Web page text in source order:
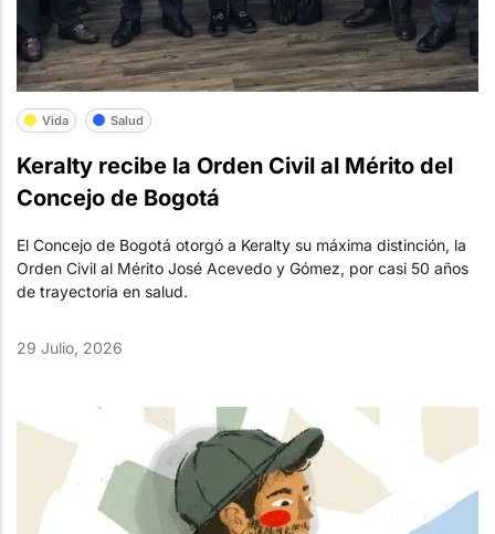
Vida Salud
Keralty recibe la Orden Civil al Mérito del
Concejo de Bogotá
El Concejo de Bogotá otorgó a Keralty su máxima distinción, la
Orden Civil al Mérito José Acevedo y Gómez, por casi 50 años
de trayectoria en salud.
29 Julio, 2026